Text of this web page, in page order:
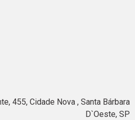
455, Cidade Nova , Santa Bárbara
D`Oeste, SP